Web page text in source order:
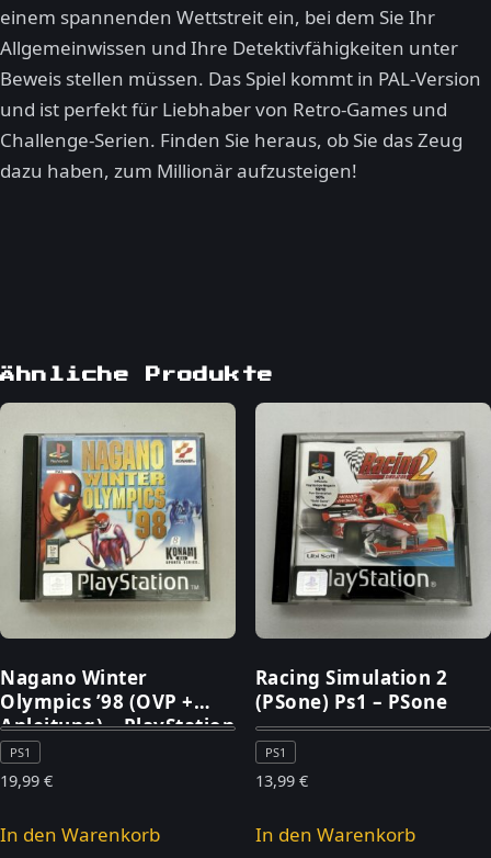
einem spannenden Wettstreit ein, bei dem Sie Ihr
Allgemeinwissen und Ihre Detektivfähigkeiten unter
Beweis stellen müssen. Das Spiel kommt in PAL-Version
und ist perfekt für Liebhaber von Retro-Games und
Challenge-Serien. Finden Sie heraus, ob Sie das Zeug
dazu haben, zum Millionär aufzusteigen!
Ähnliche Produkte
Nagano Winter
Olympics ’98 (OVP +
Anleitung) – PlayStation
1PS1
19,99 €
In den Warenkorb
Racing Simulation 2
(PSone) Ps1 – PSone
PS1
13,99 €
In den Warenkorb